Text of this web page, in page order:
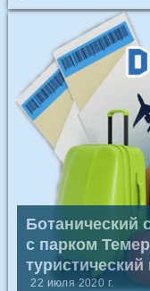
Ботанический
с парком
туристический
22 июля 2020 г.